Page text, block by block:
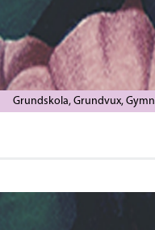
Grundskola Grundvux